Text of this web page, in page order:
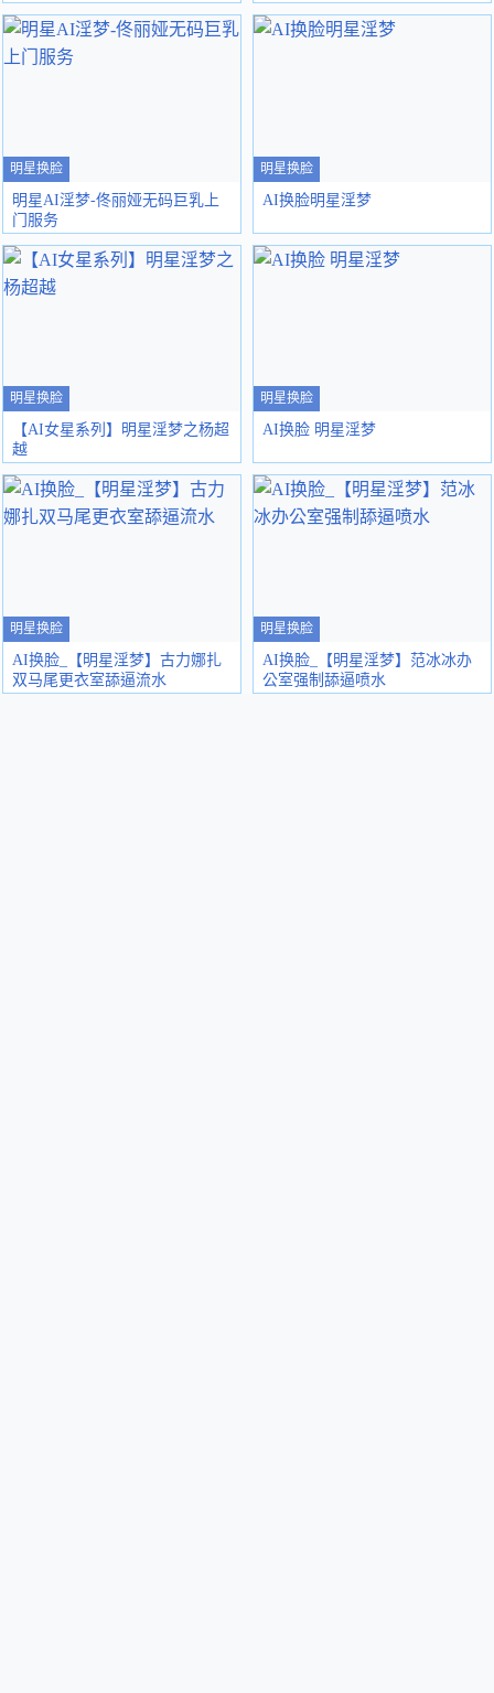
明星换脸
明星AI淫梦-佟丽娅无码巨乳上
门服务
明星换脸
AI换脸明星淫梦
明星换脸
【AI女星系列】明星淫梦之杨超
越
明星换脸
AI换脸 明星淫梦
明星换脸
AI换脸_【明星淫梦】古力娜扎
双马尾更衣室舔逼流水
明星换脸
AI换脸_【明星淫梦】范冰冰办
公室强制舔逼喷水